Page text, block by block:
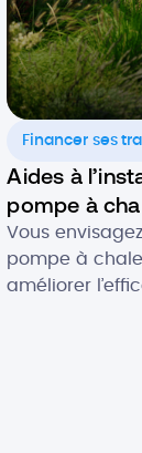
Financer ses
Aides à
pompe à
Vous
pompe à
améliorer